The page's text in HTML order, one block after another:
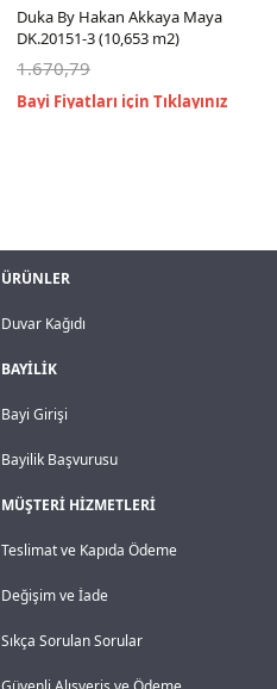
Duka By Hakan Akkaya Maya
DK.20151-3 (10,653 m2)
1.670,79
ÜRÜNLER
Duvar Kağıdı
BAYİLİK
Bayi Girişi
Bayilik Başvurusu
MÜŞTERİ HİZMETLERİ
Teslimat ve Kapıda Ödeme
Değişim ve İade
Sıkça Sorulan Sorular